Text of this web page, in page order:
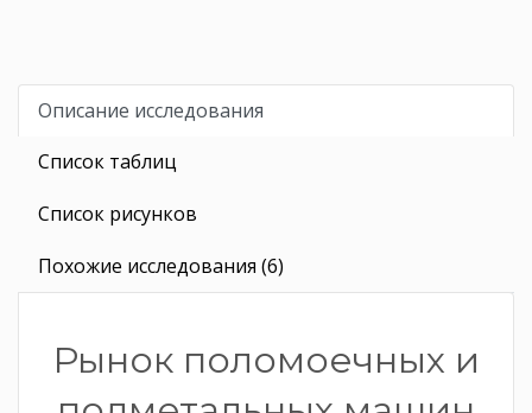
Описание исследования
Список таблиц
Список рисунков
Похожие исследования (6)
Рынок поломоечных и